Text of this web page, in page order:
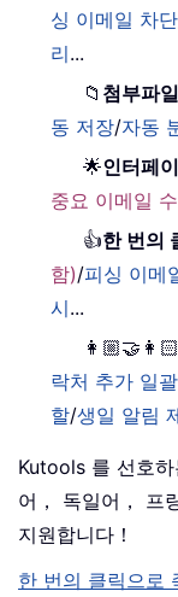
싱 이메일 차단
리...
📁 첨부파
동 저장/자동
🌟인터페
중요 이메일
👍한 번의
함)/피싱 이메
시...
👩🏼‍🤝‍👩🏻
락처 추가 일
할/생일 알림
Kutools 를 선호
어， 독일어， 프
지원합니다！
한 번의 클릭으로